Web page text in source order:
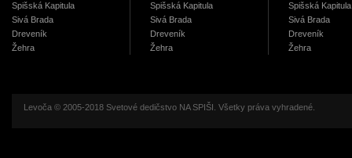
Spišská Kapitula
Sivá Brada
Dreveník
Žehra
Spišská Kapitula
Sivá Brada
Dreveník
Žehra
Spišská Kapitula
Sivá Brada
Dreveník
Žehra
Levoča © 2005-2018 Svetové dedičstvo NA SPIŠI. Všetky práva vyhradené.